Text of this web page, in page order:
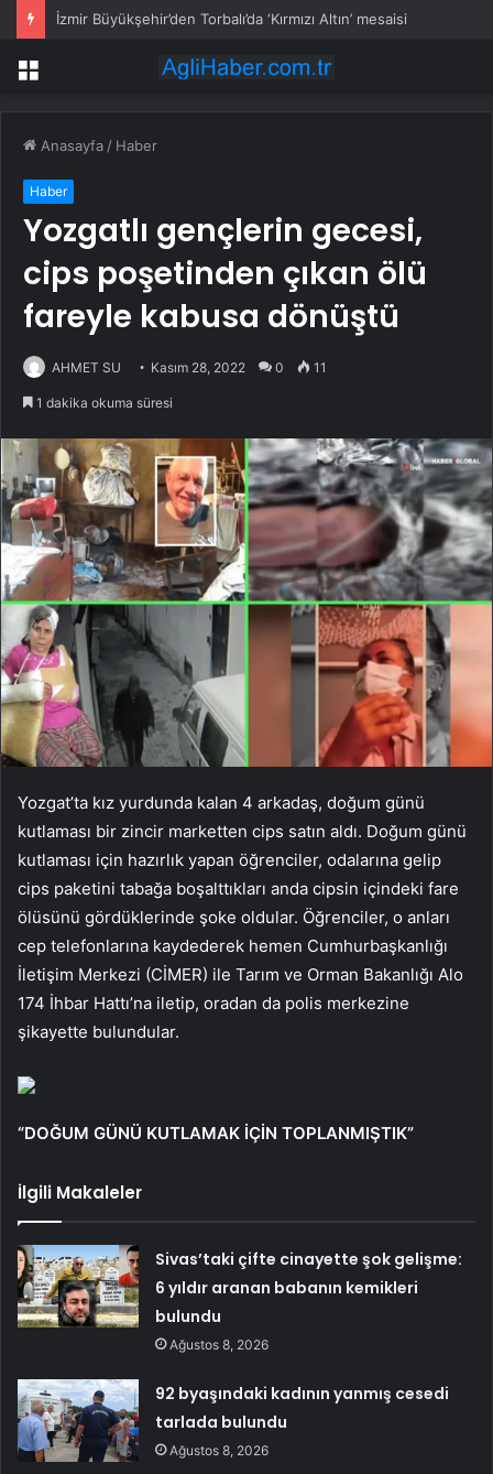
İzmir Büyükşehir’den Torbalı’da ‘Kırmızı Altın’ mesaisi
Menü
Anasayfa / Haber
Haber
Yozgatlı gençlerin gecesi,
cips poşetinden çıkan ölü
fareyle kabusa dönüştü
AHMET SU Kasım 28, 2022 0 11
1 dakika okuma süresi
Yozgat’ta kız yurdunda kalan 4 arkadaş, doğum günü
kutlaması bir zincir marketten cips satın aldı. Doğum günü
kutlaması için hazırlık yapan öğrenciler, odalarına gelip
cips paketini tabağa boşalttıkları anda cipsin içindeki fare
ölüsünü gördüklerinde şoke oldular. Öğrenciler, o anları
cep telefonlarına kaydederek hemen Cumhurbaşkanlığı
İletişim Merkezi (CİMER) ile Tarım ve Orman Bakanlığı Alo
174 İhbar Hattı’na iletip, oradan da polis merkezine
şikayette bulundular.
“DOĞUM GÜNÜ KUTLAMAK İÇİN TOPLANMIŞTIK”
İlgili Makaleler
Sivas’taki çifte cinayette şok gelişme:
6 yıldır aranan babanın kemikleri
bulundu
Ağustos 8, 2026
92 byaşındaki kadının yanmış cesedi
tarlada bulundu
Ağustos 8, 2026